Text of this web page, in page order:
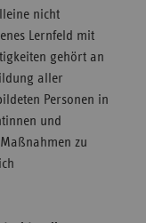
nicht
Lernfeld mit
gehört an
aller
Personen in
und
zu